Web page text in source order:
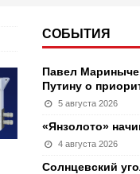
СОБЫТИЯ
Павел
Путину о
5 августа 2026
«Янзолото»
4 августа 2026
Солнцевский